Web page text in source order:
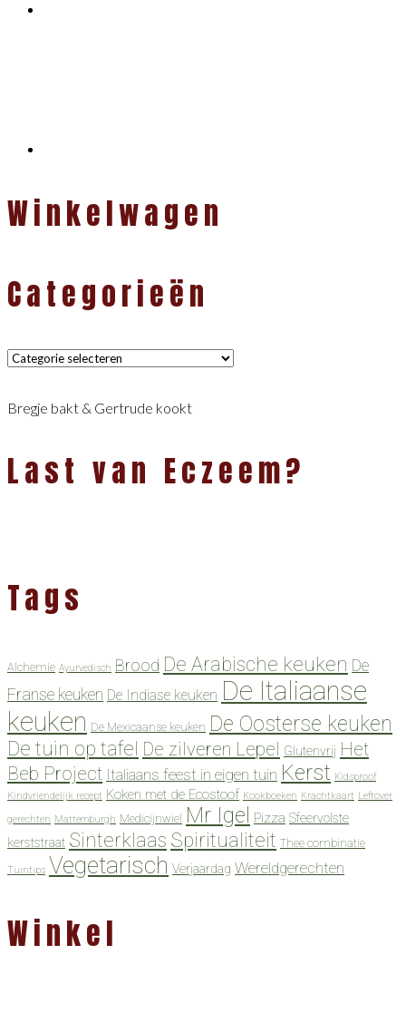
Winkelwagen
Categorieën
Categorieën
Bregje bakt & Gertrude kookt
Last van Eczeem?
Tags
Alchemie Ayurvedisch Brood De Arabische keuken De
Franse keuken De Indiase keuken De Italiaanse
keuken De Mexicaanse keuken De Oosterse keuken
De tuin op tafel De zilveren Lepel Glutenvrij Het
Beb Project Italiaans feest in eigen tuin Kerst Kidsproof
Kindvriendelijk recept Koken met de Ecostoof Kookboeken Krachtkaart Leftover
gerechten Mattemburgh Medicijnwiel Mr Igel Pizza Sfeervolste
kerststraat Sinterklaas Spiritualiteit Thee combinatie
Tuintips Vegetarisch Verjaardag Wereldgerechten
Winkel